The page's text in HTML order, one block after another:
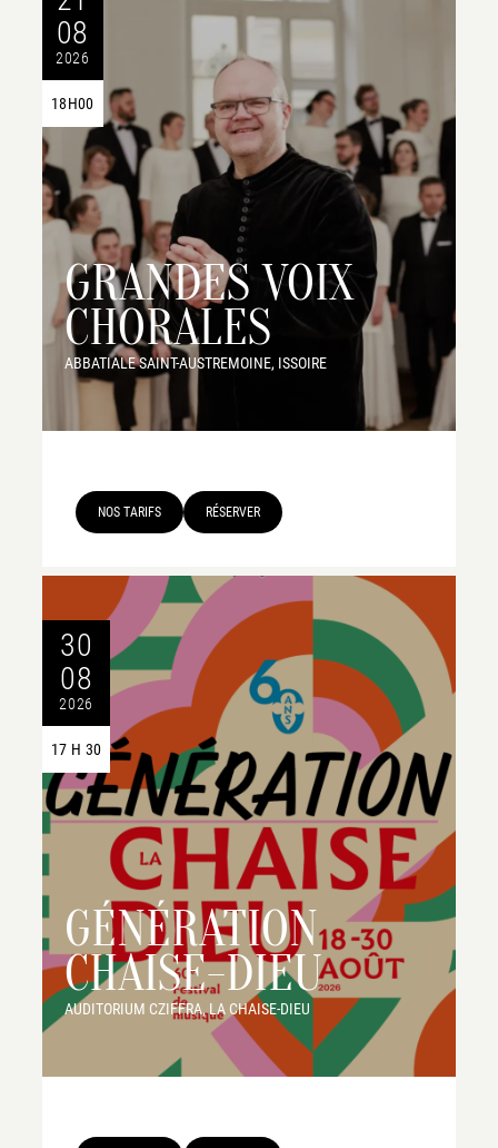
08
2026
18H00
GRANDES VOIX
CHORALES
ABBATIALE SAINT-AUSTREMOINE, ISSOIRE
NOS TARIFS RÉSERVER
30
08
2026
17 H 30
GÉNÉRATION
CHAISE-DIEU
AUDITORIUM CZIFFRA, LA CHAISE-DIEU